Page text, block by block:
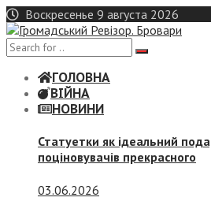
Skip
to
content
Воскресенье 9 августа 2026
ГОЛОВНА
ВІЙНА
НОВИНИ
Статуетки як ідеальний
поціновувачів прекрасного
03.06.2026